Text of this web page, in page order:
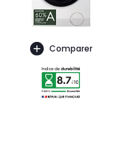
Comparer